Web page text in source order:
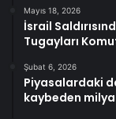
Mayıs 18, 2026
İsrail
Tugayları
Şubat 6, 2026
Piyasalardaki
kaybeden